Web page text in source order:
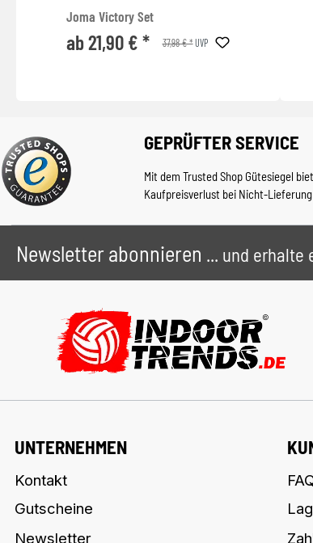
Joma Victory Set
ab 21,90 € * 37,98 € *UVP
GEPRÜFTER SERVICE
Mit dem Trusted Shop Gütesiegel
Kaufpreisverlust bei Nicht-
Newsletter abonnieren ... und erhalte
UNTERNEHMEN
Kontakt
Gutscheine
Newsletter